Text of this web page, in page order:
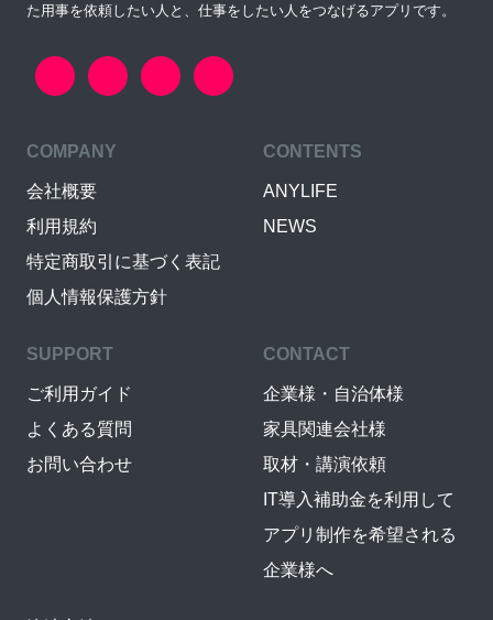
た用事を依頼したい人と、仕事をしたい人をつなげるアプリです。
COMPANY
会社概要
利用規約
特定商取引に基づく表記
個人情報保護方針
CONTENTS
ANYLIFE
NEWS
SUPPORT
ご利用ガイド
よくある質問
お問い合わせ
CONTACT
企業様・自治体様
家具関連会社様
取材・講演依頼
IT導入補助金を利用して
アプリ制作を希望される
企業様へ